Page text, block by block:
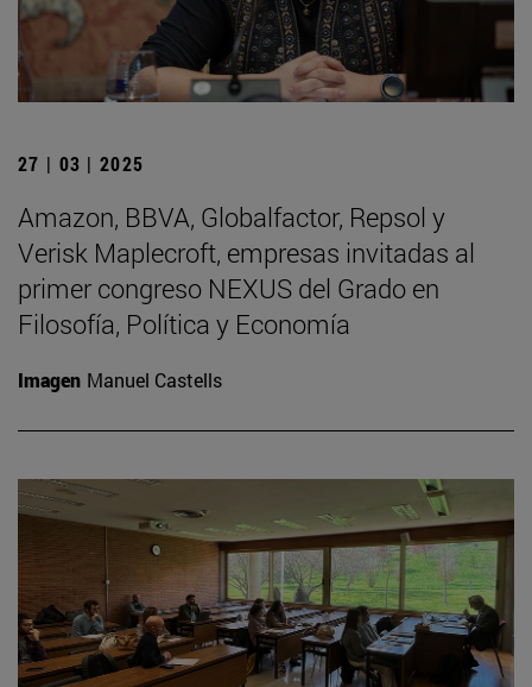
27 | 03 | 2025
Amazon, BBVA, Globalfactor, Repsol y
Verisk Maplecroft, empresas invitadas al
primer congreso NEXUS del Grado en
Filosofía, Política y Economía
Imagen Manuel Castells